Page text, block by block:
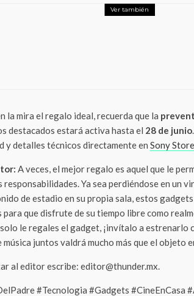
Ver también
la mira el regalo ideal, recuerda que la
destacados estará activa hasta el 28 de junio
y detalles técnicos directamente en Sony Store
A veces, el mejor regalo es aquel que le
responsabilidades. Ya sea perdiéndose en un
de estadio en su propia sala, estos
que disfrute de su tiempo libre como
le regales el gadget, ¡invítalo a estrenarlo
música juntos valdrá mucho más que el objeto
al editor escribe: editor@thunder.mx.
#Tecnologia #Gadgets #CineEnCasa